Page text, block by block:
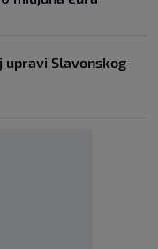
upravi Slavonskog